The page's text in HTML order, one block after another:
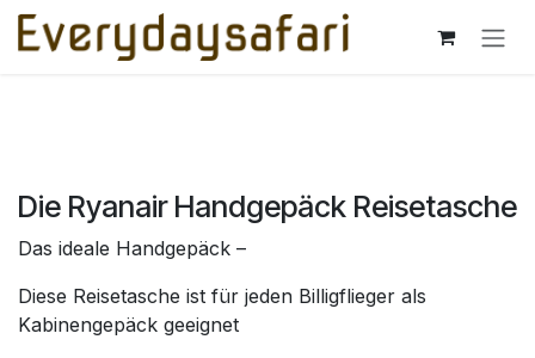
Zum Inhalt springen
Die Ryanair Handgepäck Reisetasche
Das ideale Handgepäck –
Diese Reisetasche ist für jeden Billigflieger als
Kabinengepäck geeignet